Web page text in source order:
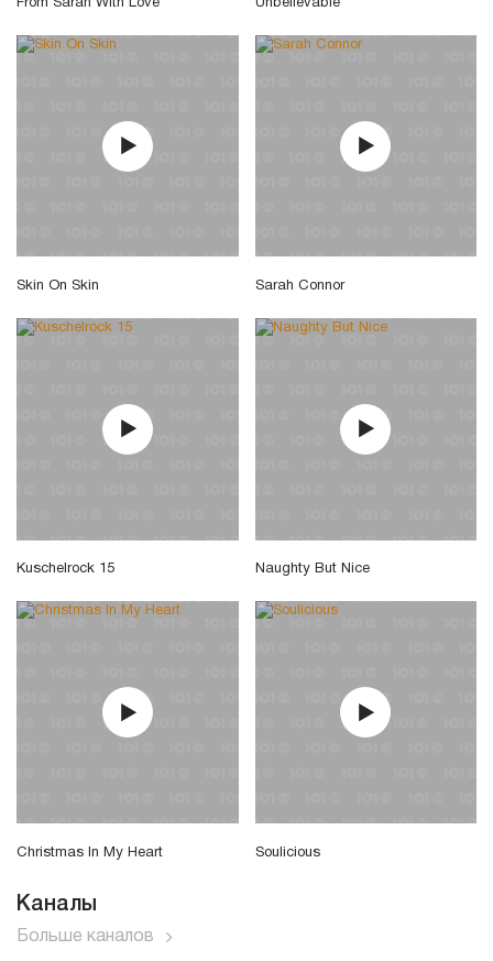
From Sarah With Love Unbelievable
Skin On Skin Sarah Connor
Kuschelrock 15 Naughty But Nice
Christmas In My Heart Soulicious
Каналы
Больше каналов